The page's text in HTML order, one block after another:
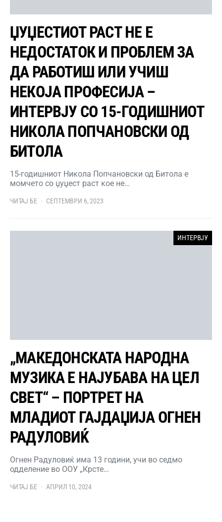
ЏУЏЕСТИОТ РАСТ НЕ Е
НЕДОСТАТОК И ПРОБЛЕМ ЗА
ДА РАБОТИШ ИЛИ УЧИШ
НЕКОЈА ПРОФЕСИЈА –
ИНТЕРВЈУ СО 15-ГОДИШНИОТ
НИКОЛА ПОПЧАНОВСКИ ОД
БИТОЛА
15-годишниот Никола Попчановски од Битола е
момчето со џуџест раст кое не…
ЧИТАЈ БЕ СЕПТЕМВРИ 6, 2023
ИНТЕРВЈУ
„МАКЕДОНСКАТА НАРОДНА
МУЗИКА Е НАЈУБАВА НА ЦЕЛ
СВЕТ“ – ПОРТРЕТ НА
МЛАДИОТ ГАЈДАЏИЈА ОГНЕН
РАДУЛОВИЌ
Огнен Радуловиќ има 13 години, учи во седмо
одделение во ООУ „Крсте…
ЧИТАЈ БЕ АПРИЛ 10, 2024